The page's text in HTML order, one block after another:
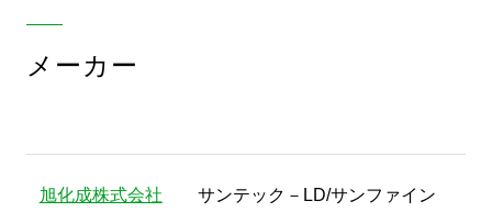
メーカー
旭化成株式会社
サンテック－LD/サンファイン